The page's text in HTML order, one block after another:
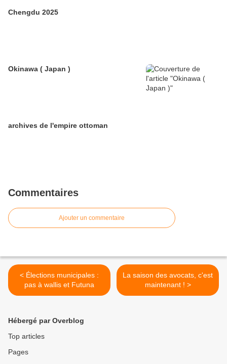
Chengdu 2025
Okinawa ( Japan )
archives de l'empire ottoman
Commentaires
Ajouter un commentaire
< Élections municipales :
pas à wallis et Futuna
La saison des avocats, c'est
maintenant ! >
Hébergé par Overblog
Top articles
Pages